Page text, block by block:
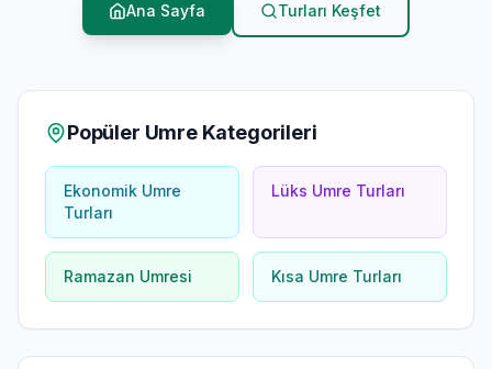
Ana Sayfa Turları Keşfet
Popüler Umre Kategorileri
Ekonomik Umre
Turları
Lüks Umre Turları
Ramazan Umresi Kısa Umre Turları